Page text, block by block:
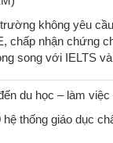
không yêu cầu
chấp nhận chứng
song với IELTS
du học – làm việc
thống giáo dục